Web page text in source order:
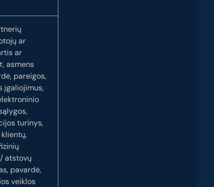
ar
ar
asmens
pareigos,
įgaliojimus,
turinys,
atstovų
pavardė,
veiklos